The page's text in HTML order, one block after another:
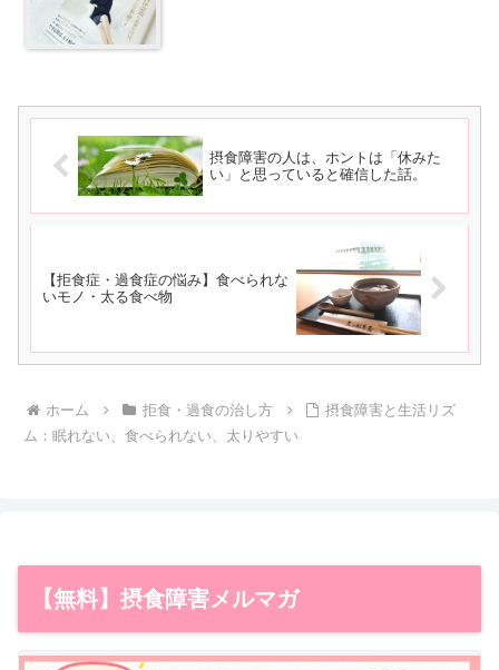
摂食障害の人は、ホントは「休みた
い」と思っていると確信した話。
【拒食症・過食症の悩み】食べられな
いモノ・太る食べ物
ホーム 拒食・過食の治し方
摂食障害と生活リズ
ム：眠れない、食べられない、太りやすい
【無料】摂食障害メルマガ